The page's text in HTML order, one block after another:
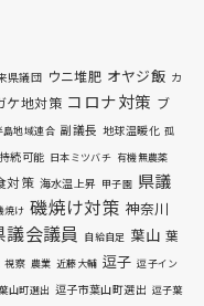
県議団 ウニ堆肥 オヤジ飯 カ
ケ地対策 コロナ対策 ブ
島地域連合 副議長 地球温暖化 孤
持続可能 日本ミツバチ 有機無農薬
対策 海水温上昇 甲子園
県議
焼け 磯焼け対策 神奈川
議会議員 自給自足 葉山 葉
視察 農業 近藤大輔 逗子 逗子イン
山町選出 逗子市葉山町選出 逗子葉